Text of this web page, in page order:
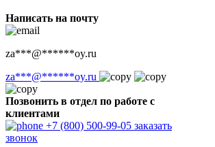
Написать на почту
za***@******oy.ru
za***@******oy.ru
Позвонить в отдел по работе с
клиентами
+7 (800) 500-99-05 заказать
звонок